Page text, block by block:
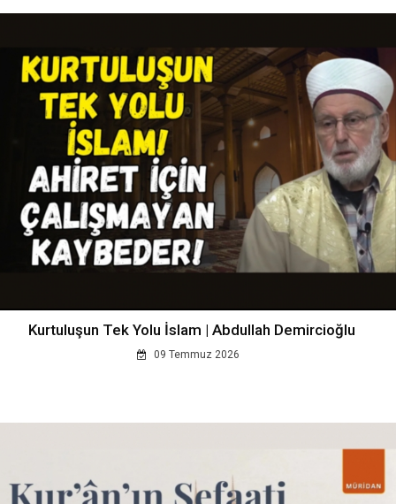
Kurtuluşun Tek Yolu İslam | Abdullah Demircioğlu
09 Temmuz 2026